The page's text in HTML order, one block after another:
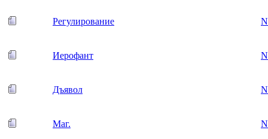
Регулирование
Иерофант
Дъявол
Маг.